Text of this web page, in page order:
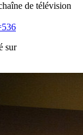
de télévision
sur